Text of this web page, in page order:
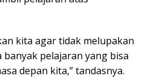
kita agar tidak melupakan
banyak pelajaran yang bisa
depan kita,” tandasnya.